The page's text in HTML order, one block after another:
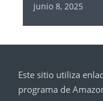
junio 8, 2025
Este sitio utiliza
programa de